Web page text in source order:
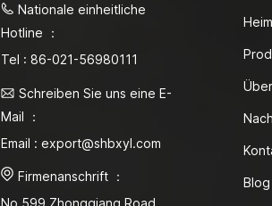
Nationale einheitliche
Hotline ：
Tel : 86-021-56980111
Schreiben Sie uns eine E-
Mail ：
Email : export@shbxyl.com
Firmenanschrift ：
Heim
Blog